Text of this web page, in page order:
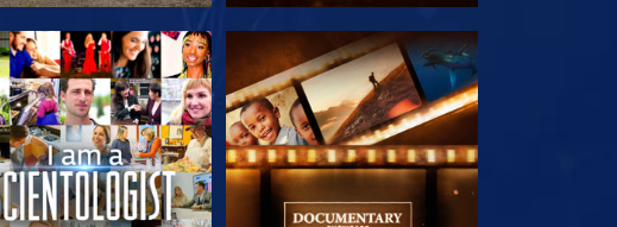
UTFORSKA SERIEN UTFORSKA SERIEN